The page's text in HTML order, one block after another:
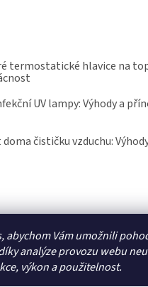
abychom Vám umožnili
analýze provozu webu
výkon a použitelnost.
termostatické hlavice na
UV lampy: Výhody a
čističku vzduchu: